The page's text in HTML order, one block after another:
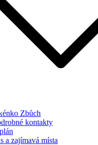
Zbůch
kontakty
a zajímavá místa